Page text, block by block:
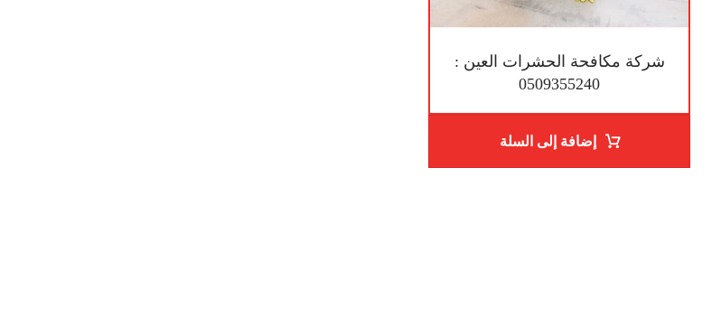
شركة مكافحة الحشرات العين :
0509355240
إضافة إلى السلة